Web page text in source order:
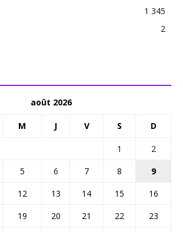
1 345
2
août 2026
M J V S D
1
2
5 6 7 8
9
12 13 14 15
16
19 20 21 22
23